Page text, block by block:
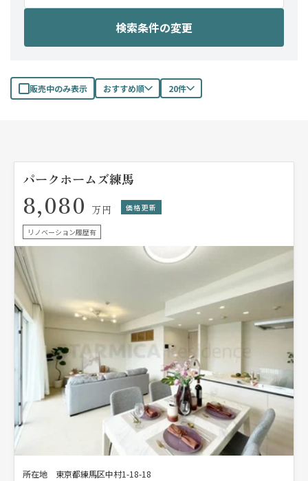
検索条件の変更
販売中のみ表示 おすすめ順 20件
パークホームズ練馬
8,080 万円 価格更新
リノベーション履歴有
所在地
東京都練馬区中村1-18-18